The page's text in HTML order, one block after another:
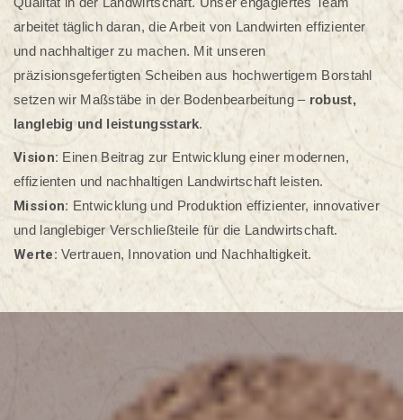
arbeitet täglich daran, die Arbeit von Landwirten effizienter
und nachhaltiger zu machen. Mit unseren
präzisionsgefertigten Scheiben aus hochwertigem Borstahl
setzen wir Maßstäbe in der Bodenbearbeitung – robust,
langlebig und leistungsstark.
Vision: Einen Beitrag zur Entwicklung einer modernen,
effizienten und nachhaltigen Landwirtschaft leisten.
Mission: Entwicklung und Produktion effizienter, innovativer
und langlebiger Verschließteile für die Landwirtschaft.
Werte: Vertrauen, Innovation und Nachhaltigkeit.